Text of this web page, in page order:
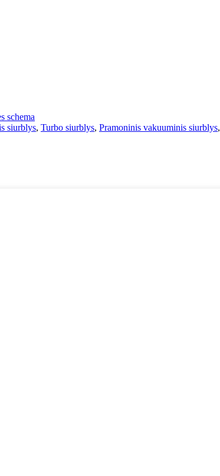
schema
siurblys, Turbo siurblys, Pramoninis vakuuminis siurblys,